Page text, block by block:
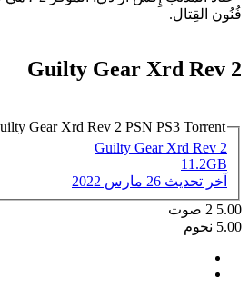
فُنُون القِتال.
Guilty Gear Xrd Rev 2
Gear Xrd Rev 2 PSN PS3 Torrent
Guilty Gear Xrd Rev 2
11.2GB
آخر تحديث 26 مارس 2022
5.00
2 صوت
5.00 نجوم